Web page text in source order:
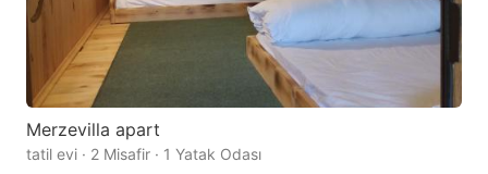
Merzevilla apart
tatil evi · 2 Misafir · 1 Yatak Odası